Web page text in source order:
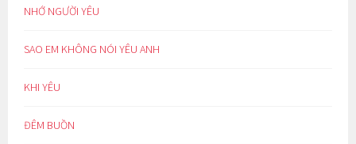
NHỚ NGƯỜI YÊU
SAO EM KHÔNG NÓI YÊU ANH
KHI YÊU
ĐÊM BUỒN